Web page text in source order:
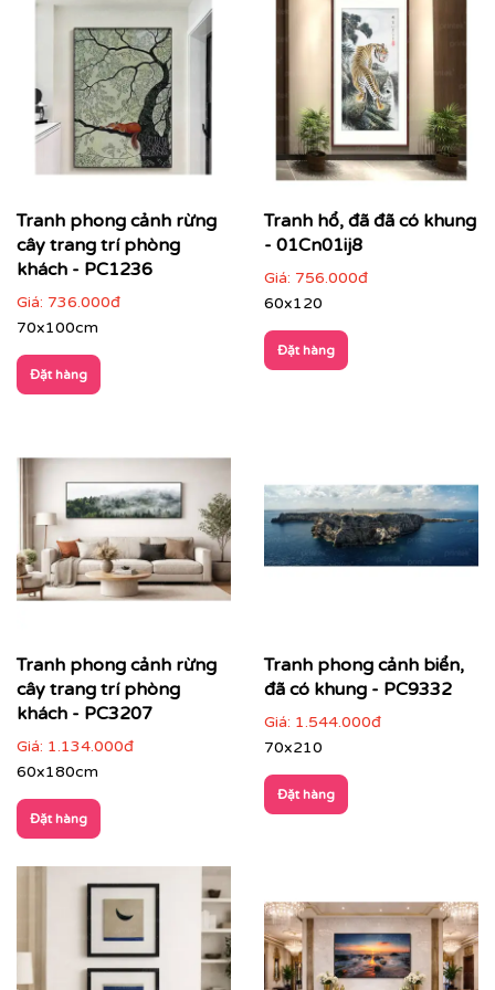
Hình ảnh gần gũi, dễ cảm nhận
sắc quen thuộc, phù hợp nhiều đối tượng khách
hàng
Màu sắc hài hoà: dễ kết hợp với nhiều phong cách
nội thất, không gây rối mắt
Chiều sâu không gian
Giá trị phong thuỷ tích cực: mang năng lượng an
yên, cân bằng và sinh khí cho không gian sống
Tranh phong cảnh rừng
cây trang trí phòng
khách - PC1236
Giá: 736.000đ
70x100cm
Đặt hàng
Tranh hổ, đã đã có khung
- 01Cn01ij8
Giá: 756.000đ
60x120
Đặt hàng
Tranh phong cảnh rừng
cây trang trí phòng
khách - PC3207
Giá: 1.134.000đ
60x180cm
Đặt hàng
Tranh phong cảnh biển,
đã có khung - PC9332
Giá: 1.544.000đ
70x210
Đặt hàng